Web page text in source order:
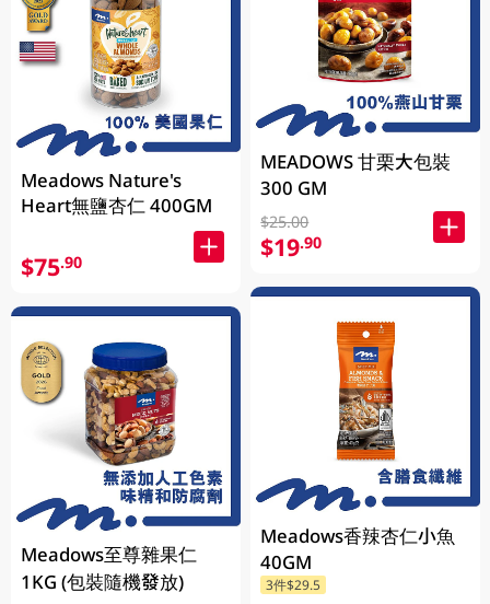
Meadows Nature's
Heart無鹽杏仁 400GM
$75.90
Meadows至尊雜果仁
1KG (包裝隨機發放)
MEADOWS 甘栗大包裝
300 GM
$25.00
$19.90
Meadows香辣杏仁小魚
40GM
3件$29.5